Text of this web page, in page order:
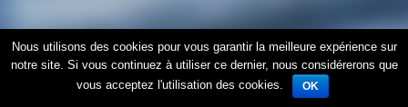
Nous utilisons des cookies pour vous garantir la meilleure expérience sur
notre site. Si vous continuez à utiliser ce dernier, nous considérerons que
vous acceptez l'utilisation des cookies.
OK